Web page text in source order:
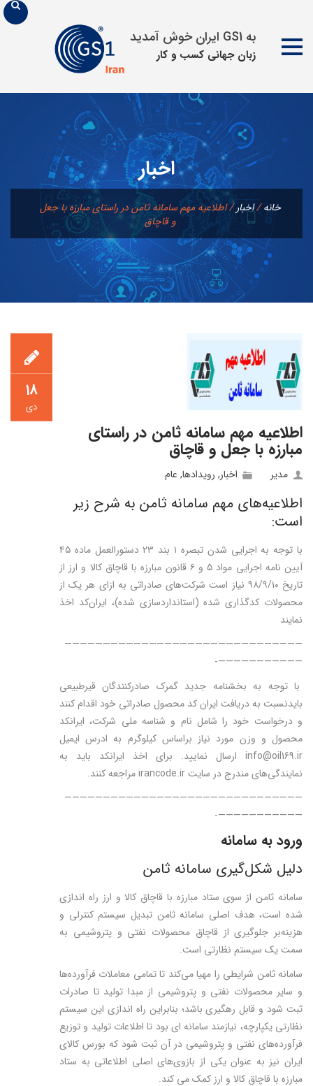
به GS1 ایران خوش آمدید
زبان جهانی كسب و كار
محتوا
اخبار
خانه/اخبار/اطلاعیه مهم سامانه ثامن در راستای مبارزه با جعل
و قاچاق
۱۸
دی
اطلاعیه مهم سامانه ثامن در راستای
مبارزه با جعل و قاچاق
مدیر اخبار, رويدادها, عام
اطلاعیه‌های مهم سامانه ثامن به شرح زیر
است:
با توجه به اجرایی شدن تبصره ۱ بند ۲۳ دستورالعمل ماده ۴۵
آیین نامه اجرایی مواد ۵ و ۶ قانون مبارزه با قاچاق کالا و ارز از
تاریخ ۹۸/۹/۱۰ نیاز است شرکت‌های صادراتی به ازای هر یک از
محصولات کدگذاری شده (استانداردسازی شده)، ایران‌کد اخذ
نمایند
———————————————————————————————
———————————-
با توجه به بخشنامه جدید گمرک صادرکنندگان قیرطبیعی
بایدنسبت به دریافت ایران کد محصول صادراتی خود اقدام کنند
و درخواست خود را شامل نام و شناسه ملی شرکت، ایرانکد
محصول و وزن مورد نیاز براساس کیلوگرم به ادرس ایمیل
info@oil169.ir ارسال نمایید. برای اخذ ایرانکد باید به
نمایندگی‌های مندرج در سایت irancode.ir مراجعه کنند.
———————————————————————————————
———————————-
ورود به سامانه
دلیل شکل‌گیری سامانه ثامن
سامانه ثامن از سوی ستاد مبارزه با قاچاق کالا و ارز راه اندازی
شده است، هدف اصلی سامانه ثامن تبدیل سیستم کنترلی و
هزینه‌بر جلوگیری از قاچاق محصولات نفتی و پتروشیمی به
سمت یک سیستم نظارتی است.
سامانه ثامن شرایطی را مهیا می‌کند تا تمامی معاملات فرآورده‌ها
و سایر محصولات نفتی و پتروشیمی از مبدا تولید تا صادرات
ثبت شود و قابل رهگیری باشد؛ بنابراین راه اندازی این سیستم
نظارتی یکپارچه، نیازمند سامانه ای بود تا اطلاعات تولید و توزیع
فرآورده‌های نفتی و پتروشیمی در آن ثبت شود که بورس کالای
ایران نیز به عنوان یکی از بازوی‌های اصلی اطلاعاتی به ستاد
مبارزه با قاچاق کالا و ارز کمک می کند.